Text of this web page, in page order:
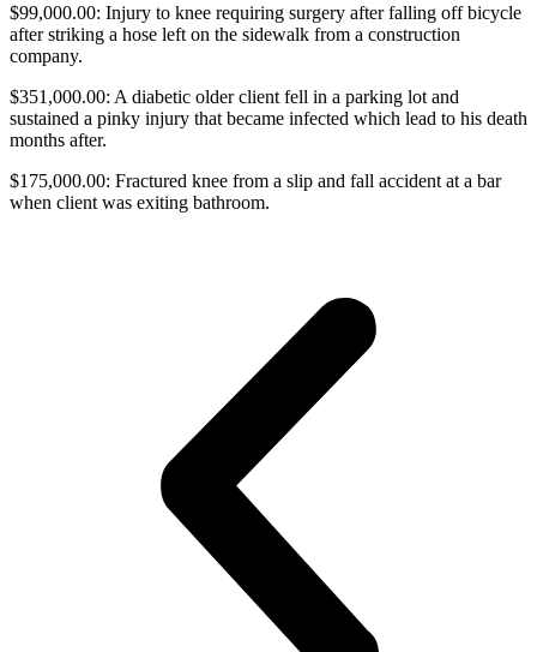
$99,000.00: Injury to knee requiring surgery after falling off bicycle
after striking a hose left on the sidewalk from a construction
company.
$351,000.00: A diabetic older client fell in a parking lot and
sustained a pinky injury that became infected which lead to his death
months after.
$175,000.00: Fractured knee from a slip and fall accident at a bar
when client was exiting bathroom.